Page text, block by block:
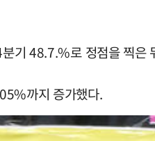
기 48.7.%로 정점을 찍
까지 증가했다.